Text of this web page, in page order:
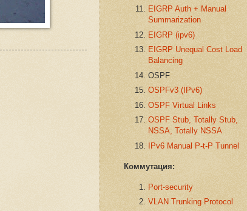
EIGRP Auth + Manual
Summarization
EIGRP (ipv6)
EIGRP Unequal Cost Load
Balancing
OSPF
OSPFv3 (IPv6)
OSPF Virtual Links
OSPF Stub, Totally Stub,
NSSA, Totally NSSA
IPv6 Manual P-t-P Tunnel
Коммутация:
Port-security
VLAN Trunking Protocol